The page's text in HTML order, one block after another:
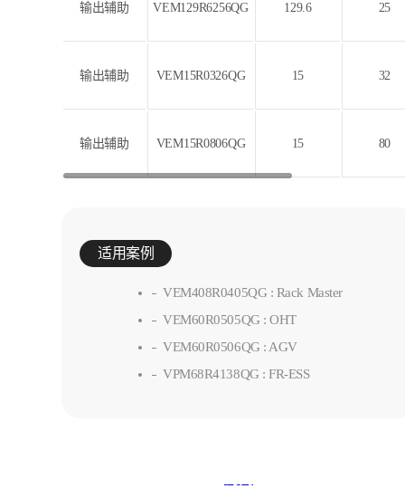
输出辅助 VEM129R6256QG 129.6 25
输出辅助 VEM15R0326QG 15 32
输出辅助 VEM15R0806QG 15 80
适用案例
VEM408R0405QG : Rack Master
VEM60R0505QG : OHT
VEM60R0506QG : AGV
VPM68R4138QG : FR-ESS